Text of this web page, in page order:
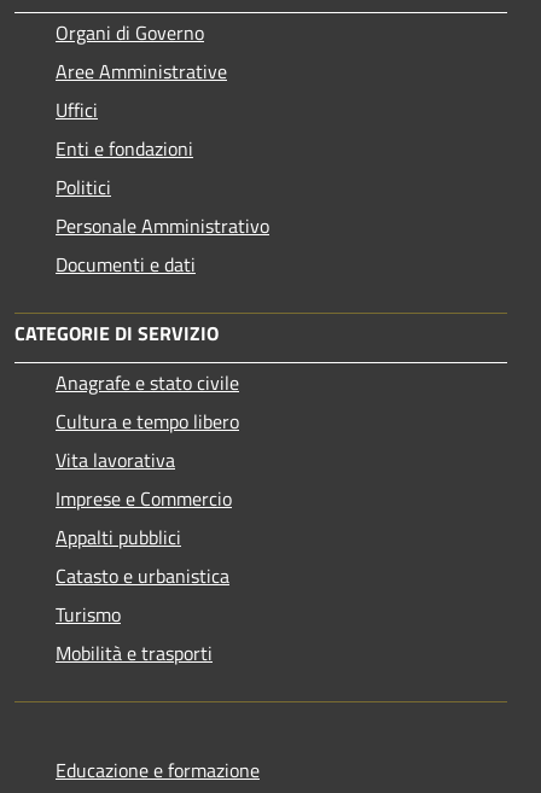
Organi di Governo
Aree Amministrative
Uffici
Enti e fondazioni
Politici
Personale Amministrativo
Documenti e dati
CATEGORIE DI SERVIZIO
Anagrafe e stato civile
Cultura e tempo libero
Vita lavorativa
Imprese e Commercio
Appalti pubblici
Catasto e urbanistica
Turismo
Mobilità e trasporti
Educazione e formazione